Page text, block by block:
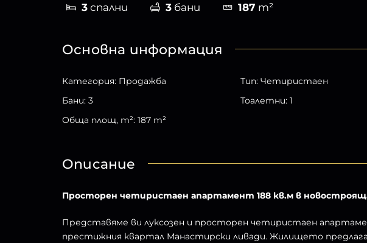
3 спални 3 бани 187 m²
Основна информация
Категория: Продажба Тип: Четиристаен
Бани: 3 Тоалетни: 1
Обща площ, m²: 187 m²
Описание
Просторен четиристаен апартамент 188 кв.м в
Представяме ви луксозен и просторен четиристаен
престижния квартал Манастирски ливади. Жилището